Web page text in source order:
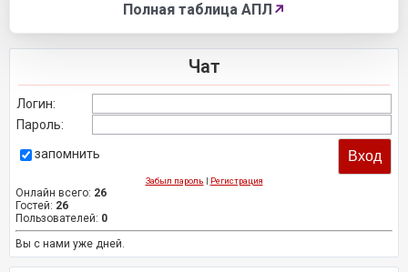
Полная таблица АПЛ ↗
Чат
Логин:
Пароль:
запомнить
Забыл пароль | Регистрация
Онлайн всего: 26
Гостей: 26
Пользователей: 0
Вы с нами уже дней.